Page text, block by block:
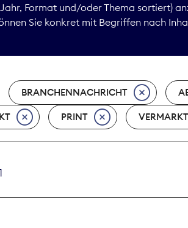
Service
Format und/oder Thema sortiert)
Sie konkret mit Begriffen nach
BRANCHENNACHRICHT
PRINT